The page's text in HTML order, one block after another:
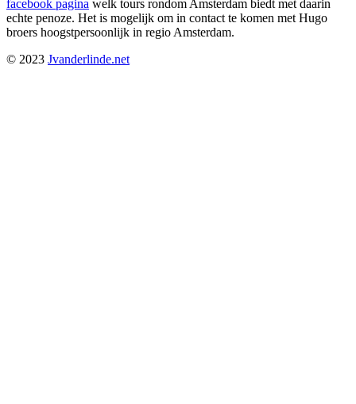
facebook pagina welk tours rondom Amsterdam biedt met daarin
echte penoze. Het is mogelijk om in contact te komen met Hugo
broers hoogstpersoonlijk in regio Amsterdam.
© 2023 Jvanderlinde.net